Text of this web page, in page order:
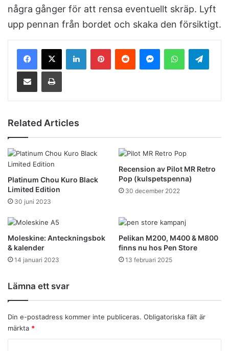
några gånger för att rensa eventuellt skräp. Lyft
upp pennan från bordet och skaka den försiktigt.
Related Articles
Platinum Chou Kuro Black
Limited Edition
30 juni 2023
Recension av Pilot MR Retro
Pop (kulspetspenna)
30 december 2022
Moleskine: Anteckningsbok
& kalender
14 januari 2023
Pelikan M200, M400 & M800
finns nu hos Pen Store
13 februari 2025
Lämna ett svar
Din e-postadress kommer inte publiceras. Obligatoriska fält är
märkta *